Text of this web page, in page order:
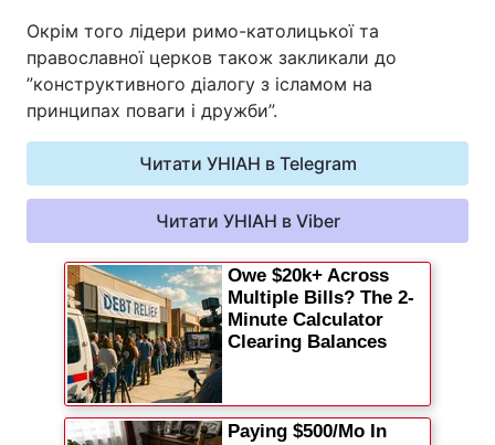
Техно і зв'язок Лайт
Зброя Інциденти
Здоров'я Туризм
Цікавинки Погода
Інтерв'ю Думки
Архів
Контакти
Окрім того лідери римо-католицької та
православної церков також закликали до
”конструктивного діалогу з ісламом на
принципах поваги і дружби”.
Читати УНІАН в Telegram
Читати УНІАН в Viber